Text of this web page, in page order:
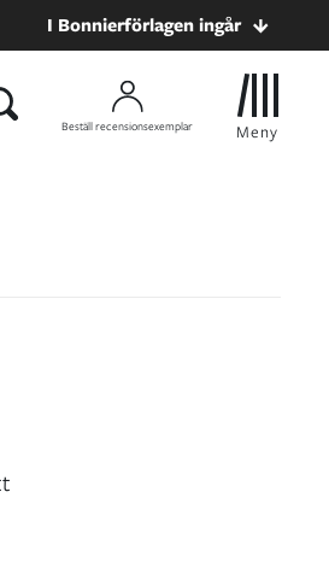
I Bonnierförlagen ingår
Beställ recensionsexemplar Meny